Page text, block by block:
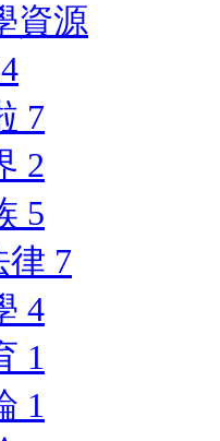
資源
7
2
5
律 7
4
1
1